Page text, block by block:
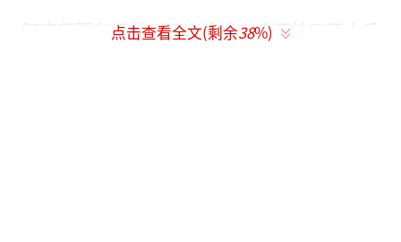
阿塞拜疆和亚美尼亚边境线上的亚美尼亚士兵
点击查看全文(剩余38%)